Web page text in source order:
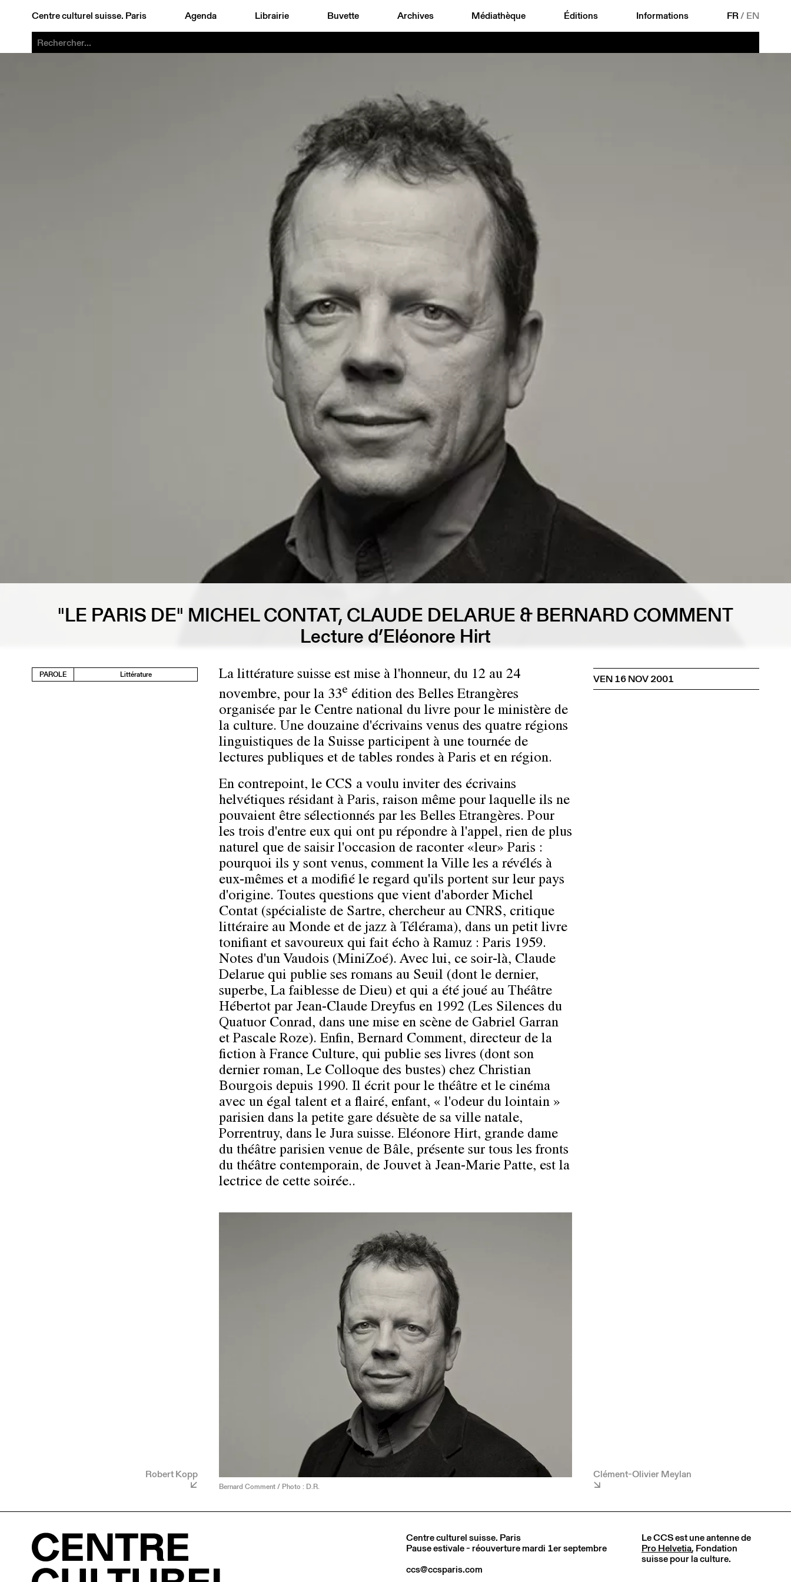
Centre culturel suisse. Paris Agenda Librairie Buvette Archives Médiathèque Éditions Informations FR/ EN
"LE PARIS DE" MICHEL CONTAT, CLAUDE DELARUE & BERNARD COMMENT
Lecture d’Eléonore Hirt
PAROLE Littérature
Robert Kopp
La littérature suisse est mise à l'honneur, du 12 au 24
novembre, pour la 33e édition des Belles Etrangères
organisée par le Centre national du livre pour le ministère de
la culture. Une douzaine d'écrivains venus des quatre régions
linguistiques de la Suisse participent à une tournée de
lectures publiques et de tables rondes à Paris et en région.
En contrepoint, le CCS a voulu inviter des écrivains
helvétiques résidant à Paris, raison même pour laquelle ils ne
pouvaient être sélectionnés par les Belles Etrangères. Pour
les trois d'entre eux qui ont pu répondre à l'appel, rien de plus
naturel que de saisir l'occasion de raconter «leur» Paris :
pourquoi ils y sont venus, comment la Ville les a révélés à
eux-mêmes et a modifié le regard qu'ils portent sur leur pays
d'origine. Toutes questions que vient d'aborder Michel
Contat (spécialiste de Sartre, chercheur au CNRS, critique
littéraire au Monde et de jazz à Télérama), dans un petit livre
tonifiant et savoureux qui fait écho à Ramuz : Paris 1959.
Notes d'un Vaudois (MiniZoé). Avec lui, ce soir-là, Claude
Delarue qui publie ses romans au Seuil (dont le dernier,
superbe, La faiblesse de Dieu) et qui a été joué au Théâtre
Hébertot par Jean-Claude Dreyfus en 1992 (Les Silences du
Quatuor Conrad, dans une mise en scène de Gabriel Garran
et Pascale Roze). Enfin, Bernard Comment, directeur de la
fiction à France Culture, qui publie ses livres (dont son
dernier roman, Le Colloque des bustes) chez Christian
Bourgois depuis 1990. Il écrit pour le théâtre et le cinéma
avec un égal talent et a flairé, enfant, « l'odeur du lointain »
parisien dans la petite gare désuète de sa ville natale,
Porrentruy, dans le Jura suisse. Eléonore Hirt, grande dame
du théâtre parisien venue de Bâle, présente sur tous les fronts
du théâtre contemporain, de Jouvet à Jean-Marie Patte, est la
lectrice de cette soirée..
Bernard Comment / Photo : D.R.
VEN 16 NOV 2001
Clément-Olivier Meylan
Centre culturel suisse. Paris
Pause estivale - réouverture mardi 1er septembre
ccs@ccsparis.com
Le CCS est une antenne de
Pro Helvetia, Fondation
suisse pour la culture.